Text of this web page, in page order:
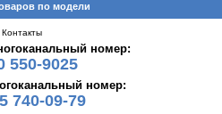
по модели
Контакты
номер:
550-9025
номер:
740-09-79